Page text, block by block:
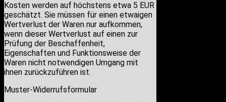
Kosten werden auf höchstens etwa 5 EUR
geschätzt. Sie müssen für einen etwaigen
Wertverlust der Waren nur aufkommen,
wenn dieser Wertverlust auf einen zur
Prüfung der Beschaffenheit,
Eigenschaften und Funktionsweise der
Waren nicht notwendigen Umgang mit
ihnen zurückzuführen ist.
Muster-Widerrufsformular